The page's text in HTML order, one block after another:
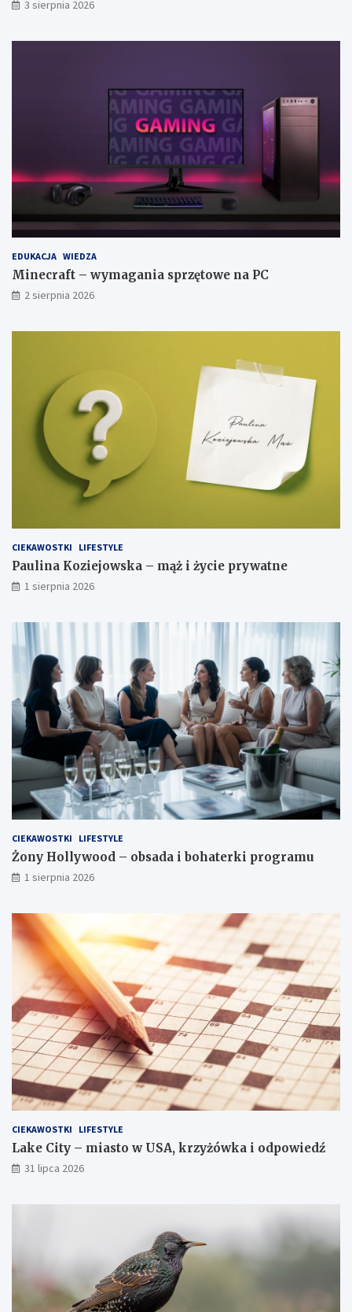
3 sierpnia 2026
EDUKACJA WIEDZA
Minecraft – wymagania sprzętowe na PC
2 sierpnia 2026
CIEKAWOSTKI LIFESTYLE
Paulina Koziejowska – mąż i życie prywatne
1 sierpnia 2026
CIEKAWOSTKI LIFESTYLE
Żony Hollywood – obsada i bohaterki programu
1 sierpnia 2026
CIEKAWOSTKI LIFESTYLE
Lake City – miasto w USA, krzyżówka i odpowiedź
31 lipca 2026